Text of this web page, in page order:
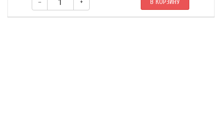
– + В КОРЗИНУ